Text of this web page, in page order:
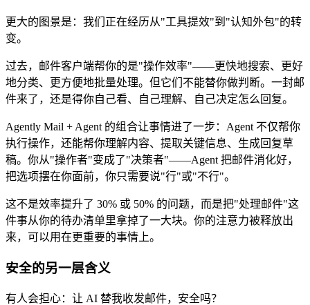
更大的图景是：我们正在经历从"工具提效"到"认知外包"的转
变。
过去，邮件客户端帮你的是"操作效率"——更快地搜索、更好
地分类、更方便地批量处理。但它们不能替你做判断。一封邮
件来了，还是得你自己看、自己理解、自己决定怎么回复。
Agently Mail + Agent 的组合让事情进了一步：Agent 不仅帮你
执行操作，还能帮你理解内容、提取关键信息、生成回复草
稿。你从"操作者"变成了"决策者"——Agent 把邮件消化好，
把选项摆在你面前，你只需要说"行"或"不行"。
这不是效率提升了 30% 或 50% 的问题，而是把"处理邮件"这
件事从你的待办清单里拿掉了一大块。你的注意力被释放出
来，可以用在更重要的事情上。
安全的另一层含义
有人会担心：让 AI 替我收发邮件，安全吗？